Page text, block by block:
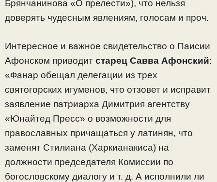
Брянчанинова «О прелести»), что нельзя
доверять чудесным явлениям, голосам и проч.
Интересное и важное свидетельство о Паисии
Афонском приводит старец Савва Афонский:
«Фанар обещал делегации из трех
святогорских игуменов, что отзовет и исправит
заявление патриарха Димитрия агентству
«Юнайтед Пресс» о возможности для
православных причащаться у латинян, что
заменят Стилиана (Харкианакиса) на
должности председателя Комиссии по
богословскому диалогу и т. д. А исполнили ли